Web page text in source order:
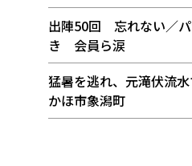
出陣50回 忘れない／
き 会員ら涙
猛暑を逃れ、元滝伏流
かほ市象潟町